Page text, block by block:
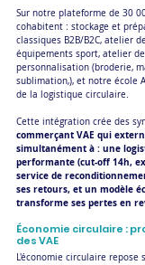
Sur notre plateforme de 30
cohabitent : stockage et
classiques B2B/B2C, atelier
équipements sport, atelier
personnalisation (broderie,
sublimation,), et notre école
de la logistique circulaire.
Cette intégration crée des
commerçant VAE qui
simultanément à : une
performante (cut-off 14h,
service de
ses retours, et un modèle
transforme ses pertes en
Économie circulaire :
des VAE
L'économie circulaire repose